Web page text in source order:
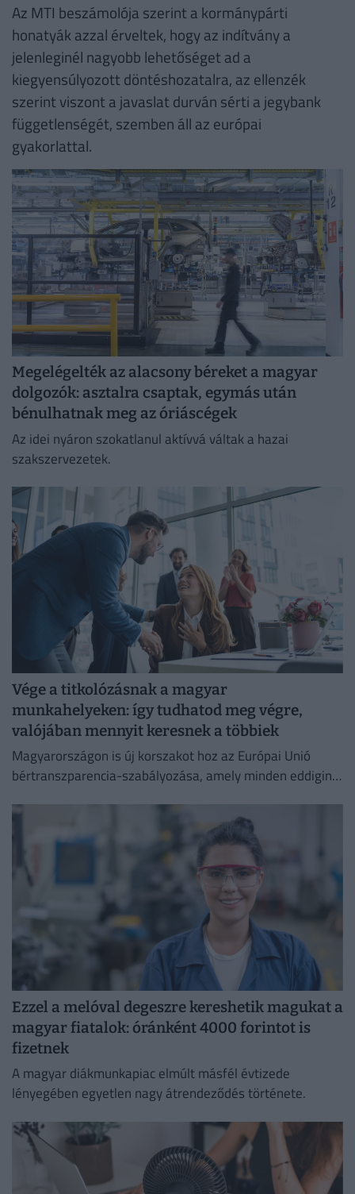
Az MTI beszámolója szerint a kormánypárti
honatyák azzal érveltek, hogy az indítvány a
jelenleginél nagyobb lehetőséget ad a
kiegyensúlyozott döntéshozatalra, az ellenzék
szerint viszont a javaslat durván sérti a jegybank
függetlenségét, szemben áll az európai
gyakorlattal.
Megelégelték az alacsony béreket a magyar
dolgozók: asztalra csaptak, egymás után
bénulhatnak meg az óriáscégek
Az idei nyáron szokatlanul aktívvá váltak a hazai
szakszervezetek.
Vége a titkolózásnak a magyar
munkahelyeken: így tudhatod meg végre,
valójában mennyit keresnek a többiek
Magyarországon is új korszakot hoz az Európai Unió
bértranszparencia-szabályozása, amely minden eddiginél
Ezzel a melóval degeszre kereshetik magukat a
magyar fiatalok: óránként 4000 forintot is
fizetnek
A magyar diákmunkapiac elmúlt másfél évtizede
lényegében egyetlen nagy átrendeződés története.